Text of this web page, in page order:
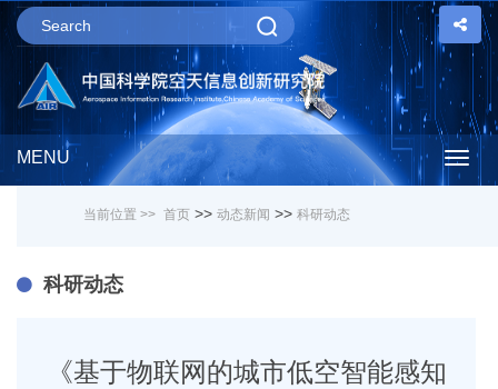
MENU
当前位置 >> 首页 >> 动态新闻 >> 科研动态
科研动态
《基于物联网的城市低空智能感知